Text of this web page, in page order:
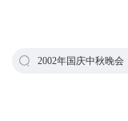
2002年国庆中秋晚会